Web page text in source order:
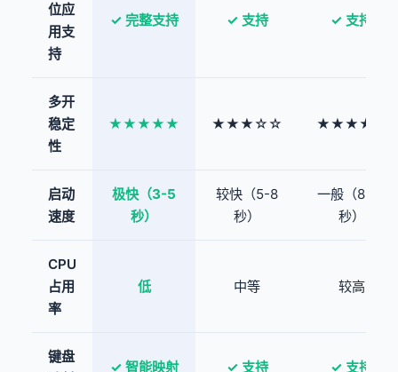
位应
用支
持
✓ 完整支持 ✓ 支持 ✓ 支持
多开
稳定
性
★★★★★ ★★★☆☆ ★★★★☆
启动
速度
极快（3-5
秒）
较快（5-8
秒）
一般（8-12
秒）
CPU
占用
率
低 中等 较高
键盘
✓ 智能映射 ✓ 支持 ✓ 支持